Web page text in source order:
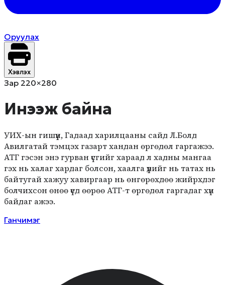
Оруулах
Хэвлэх
Зар 220×280
Инээж байна
УИХ-ын гишүүн, Гадаад харилцааны сайд Л.Болд
Авилгатай тэмцэх газарт хандан өргөдөл гаргажээ.
АТГ гэсэн энэ гурван үсгийг хараад л хадны мангаа
гэх нь халаг хардаг болсон, хаалга үүдийг нь татах нь
байтугай хажуу хавиргаар нь өнгөрөхдөө жийрхдэг
болчихсон өнөө үед өөрөө АТГ-т өргөдөл гаргадаг хүн
байдаг ажээ.
Ганчимэг